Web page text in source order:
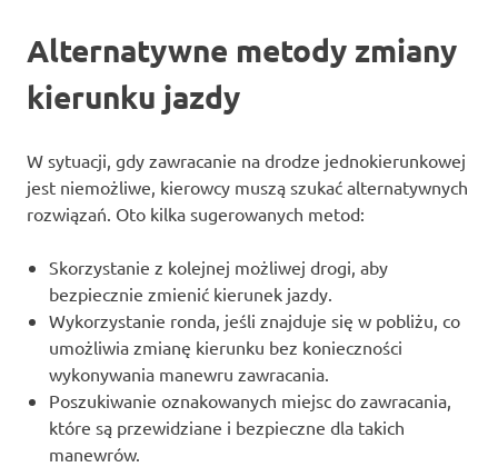
Alternatywne metody zmiany
kierunku jazdy
W sytuacji, gdy zawracanie na drodze jednokierunkowej
jest niemożliwe, kierowcy muszą szukać alternatywnych
rozwiązań. Oto kilka sugerowanych metod:
Skorzystanie z kolejnej możliwej drogi, aby
bezpiecznie zmienić kierunek jazdy.
Wykorzystanie ronda, jeśli znajduje się w pobliżu, co
umożliwia zmianę kierunku bez konieczności
wykonywania manewru zawracania.
Poszukiwanie oznakowanych miejsc do zawracania,
które są przewidziane i bezpieczne dla takich
manewrów.